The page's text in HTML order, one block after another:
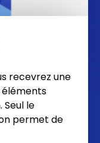
recevrez une
le
permet de